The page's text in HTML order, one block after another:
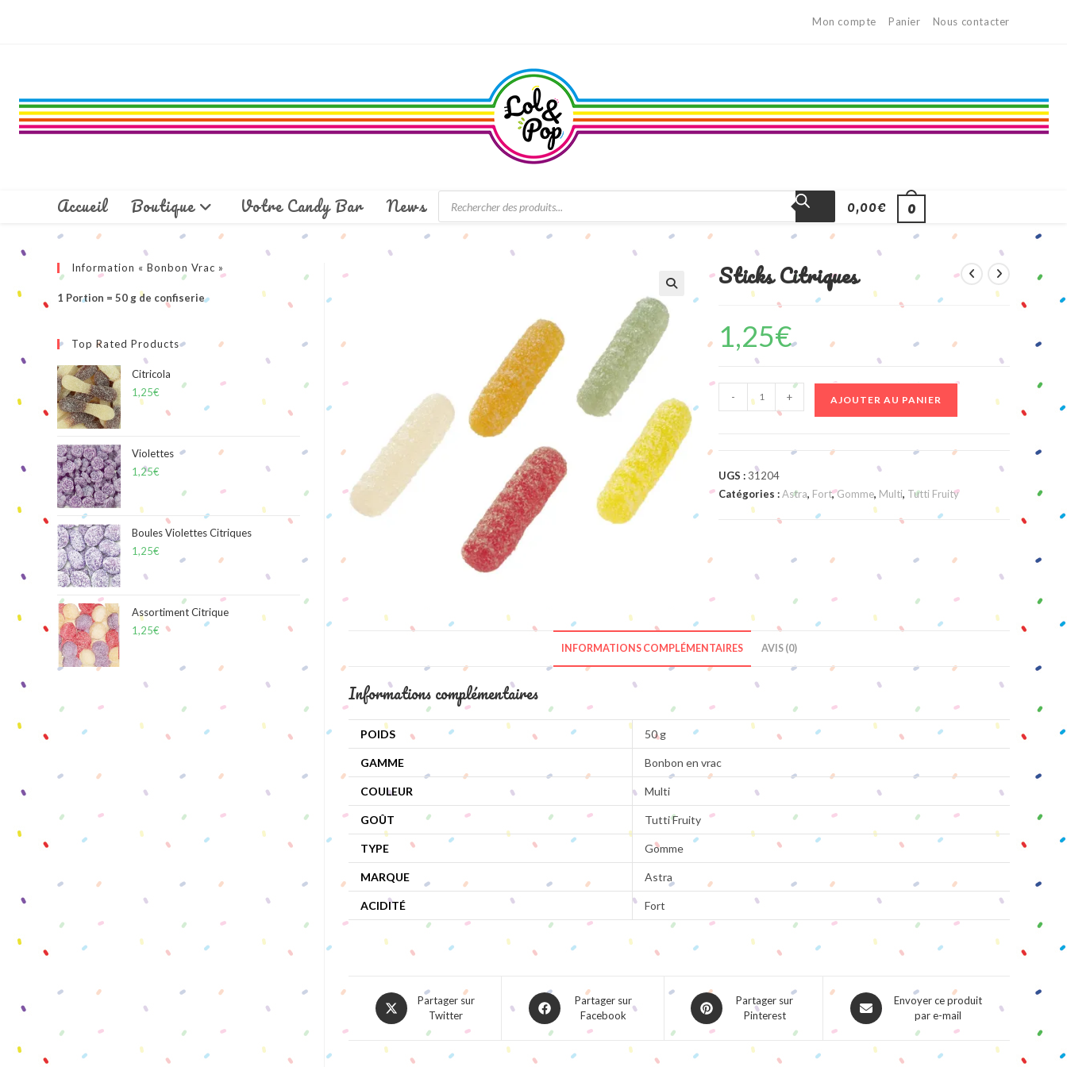
Mon compte Panier Nous contacter
Accueil Boutique Votre Candy Bar News
de
produits
0,00€ 0
🔍
Sticks Citriques
1,25€
quantité
de
- + AJOUTER AU PANIER
UGS : 31204
Catégories :Astra, Fort,Gomme, Multi, Tutti Fruity
INFORMATIONS COMPLÉMENTAIRES AVIS (0)
Informations complémentaires
POIDS 50 g
GAMME Bonbon en vrac
COULEUR Multi
GOÛT Tutti Fruity
TYPE Gomme
MARQUE Astra
ACIDITÉ Fort
Opens
in
new
Partager sur
Twitter
Opens
in
Partager sur
Facebook
Opens
in
Partager sur
Pinterest
Opens
in
Envoyer ce produit
par e-mail
Information « Bonbon Vrac »
1 Portion = 50 g de confiserie
Top Rated Products
Citricola
1,25€
Violettes
1,25€
Boules Violettes Citriques
1,25€
Assortiment Citrique
1,25€